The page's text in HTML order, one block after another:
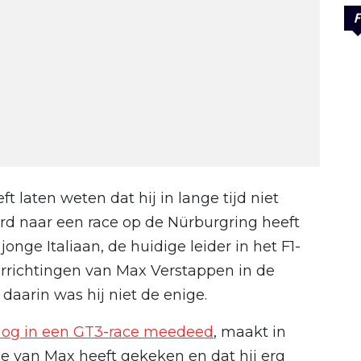
laten weten dat hij in lange tijd niet
naar een race op de Nürburgring heeft
Italiaan, de huidige leider in het F1-
van Max Verstappen in de
was hij niet de enige.
in een GT3-race meedeed, maakt in
van Max heeft gekeken en dat hij erg